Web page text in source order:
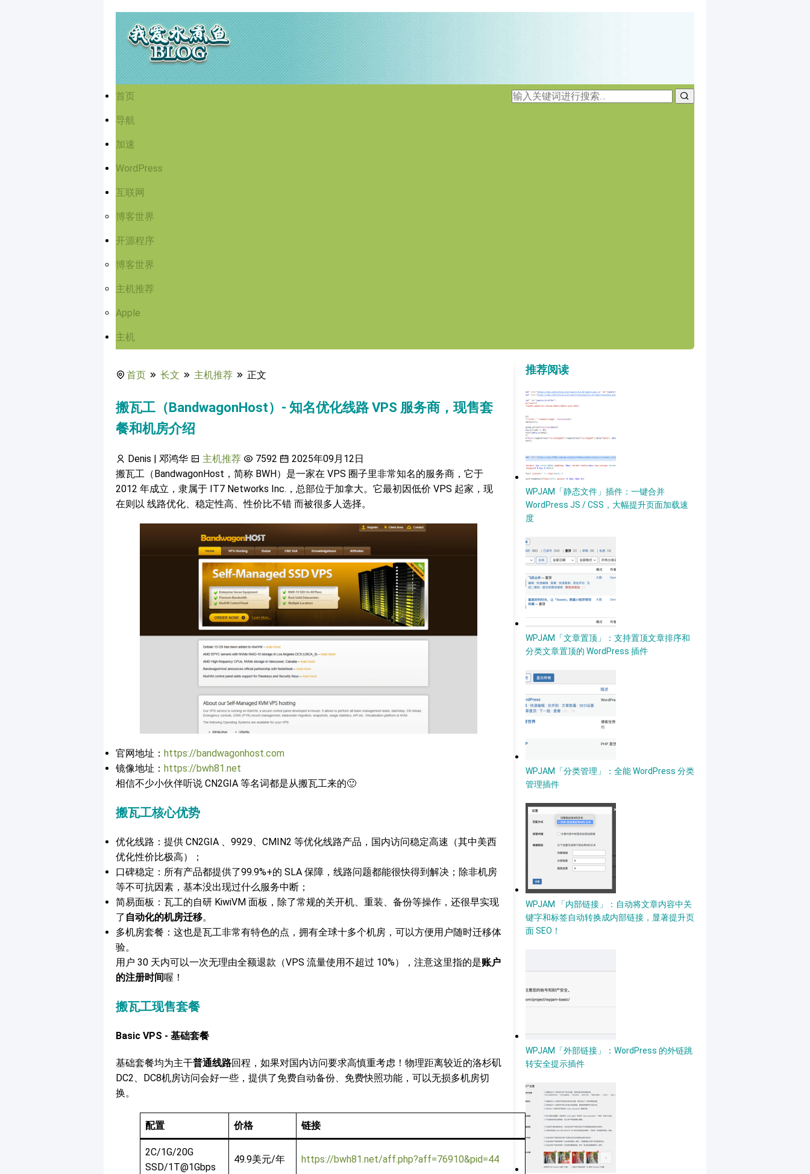
首页
导航
加速
WordPress
互联网
博客世界
开源程序
博客世界
主机推荐
Apple
主机
首页 长文 主机推荐 正文
搬瓦工（BandwagonHost）- 知名优化线路 VPS 服务商，现售套
餐和机房介绍
Denis | 邓鸿华 主机推荐 7592
2025年09月12日
搬瓦工（BandwagonHost，简称 BWH）是一家在 VPS 圈子里非常知名的服务商，它于
2012 年成立，隶属于 IT7 Networks Inc.，总部位于加拿大。它最初因低价 VPS 起家，现
在则以 线路优化、稳定性高、性价比不错 而被很多人选择。
官网地址： https://bandwagonhost.com
镜像地址： https://bwh81.net
相信不少小伙伴听说 CN2GIA 等名词都是从搬瓦工来的🙂
搬瓦工核心优势
优化线路：提供 CN2GIA 、9929、CMIN2 等优化线路产品，国内访问稳定高速（其中美西
优化性价比极高）；
口碑稳定：所有产品都提供了99.9%+的 SLA 保障，线路问题都能很快得到解决；除非机房
等不可抗因素，基本没出现过什么服务中断；
简易面板：瓦工的自研 KiwiVM 面板，除了常规的关开机、重装、备份等操作，还很早实现
了 自动化的机房迁移。
多机房套餐：这也是瓦工非常有特色的点，拥有全球十多个机房，可以方便用户随时迁移体
验。
用户 30 天内可以一次无理由全额退款（VPS 流量使用不超过 10%），注意这里指的是账户
的注册时间喔！
搬瓦工现售套餐
Basic VPS - 基础套餐
基础套餐均为主干普通线路回程，如果对国内访问要求高慎重考虑！物理距离较近的洛杉矶
DC2、DC8机房访问会好一些，提供了免费自动备份、免费快照功能，可以无损多机房切
换。
配置 价格 链接
2C/1G/20G
SSD/1T@1Gbps
49.9美元/年 https://bwh81.net/aff.php?aff=76910&pid=44
推荐阅读
WPJAM「静态文件」插件：一键合并
WordPress JS / CSS，大幅提升页面加载速
度
WPJAM「文章置顶」：支持置顶文章排序和
分类文章置顶的 WordPress 插件
WPJAM「分类管理」：全能 WordPress 分类
管理插件
WPJAM 「内部链接」：自动将文章内容中关
键字和标签自动转换成内部链接，显著提升页
面 SEO！
WPJAM「外部链接」：WordPress 的外链跳
转安全提示插件